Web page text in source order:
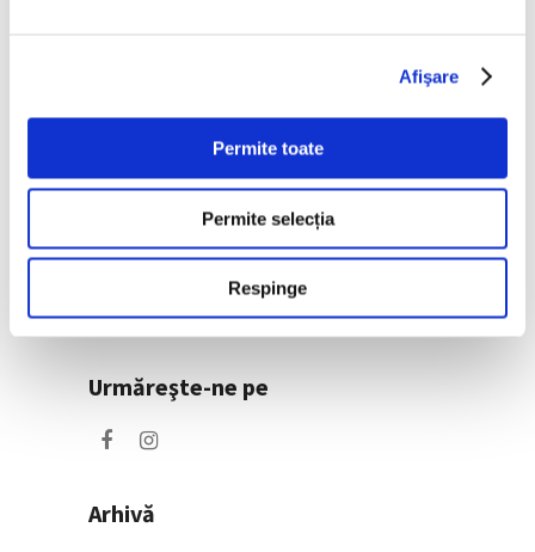
Afişare
Permite toate
Permite selecția
Respinge
Categorii
Societate
Urmăreşte-ne pe
Arhivă